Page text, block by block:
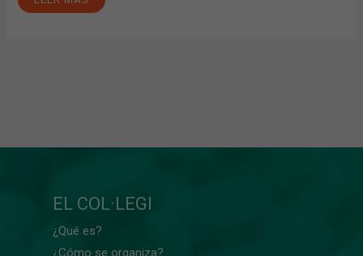
EL COL·LEGI
¿Qué es?
¿Cómo se organiza?